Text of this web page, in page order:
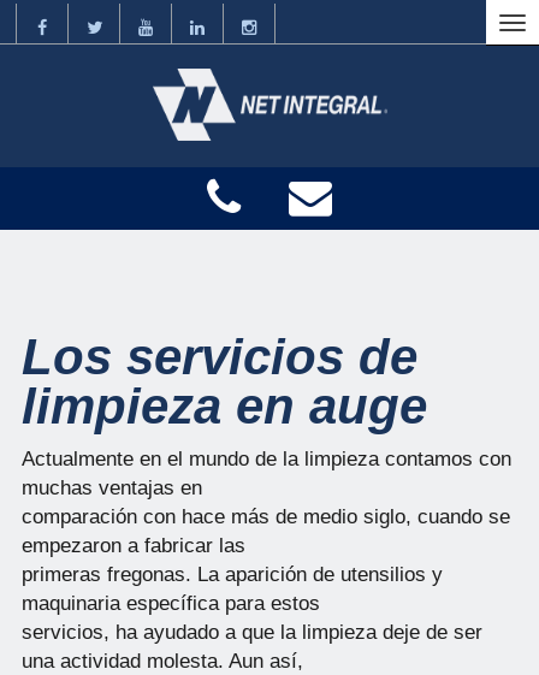
Los servicios de
limpieza en auge
Actualmente en el mundo de la limpieza contamos con
muchas ventajas en
comparación con hace más de medio siglo, cuando se
empezaron a fabricar las
primeras fregonas. La aparición de utensilios y
maquinaria específica para estos
servicios, ha ayudado a que la limpieza deje de ser
una actividad molesta. Aun así,